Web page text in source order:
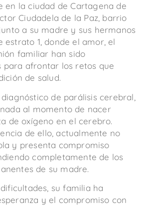
en la ciudad de Cartagena de
Ciudadela de la Paz, barrio
a su madre y sus hermanos
estrato 1, donde el amor, el
familiar han sido
para afrontar los retos que
de salud.
de parálisis cerebral,
al momento de nacer
de oxígeno en el cerebro.
de ello, actualmente no
y presenta compromiso
completamente de los
de su madre.
su familia ha
y el compromiso con